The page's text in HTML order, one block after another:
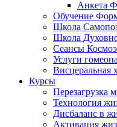
Анкета
Обучение
Школа
Школа
Сеансы
Услуги
Висцеральная
Курсы
Перезагрузка
Технология
Дисбаланс в
Активация